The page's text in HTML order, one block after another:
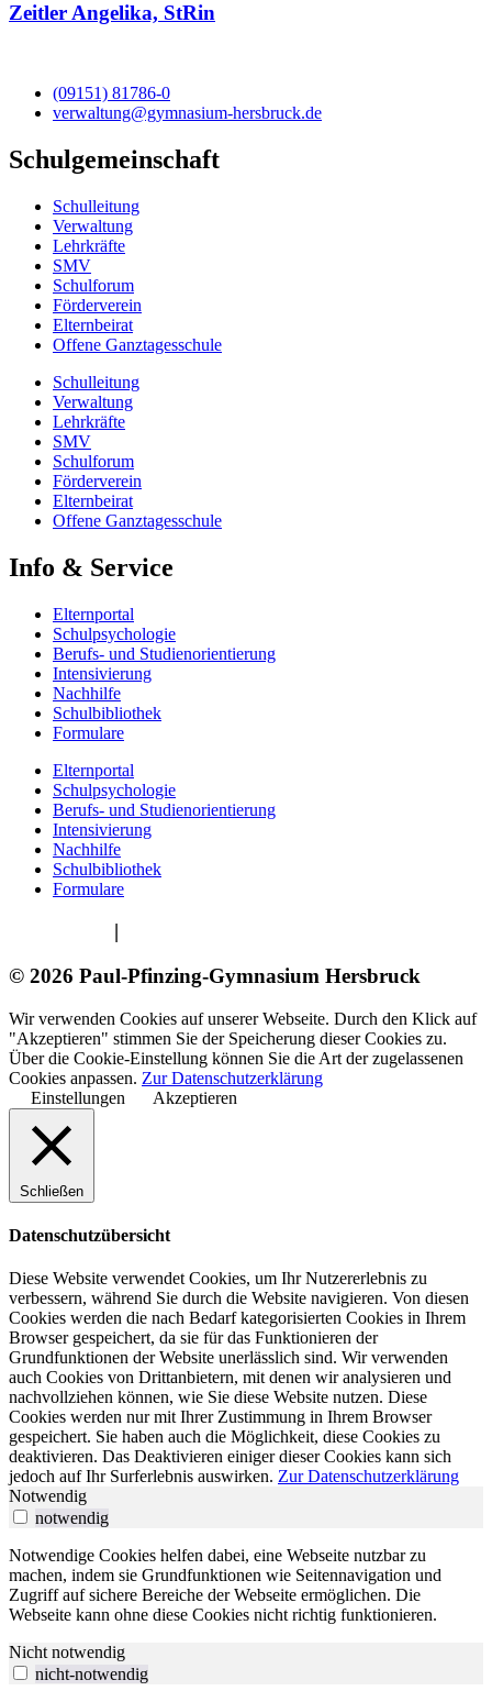
Zeitler Angelika, StRin
(09151) 81786-0
verwaltung@gymnasium-hersbruck.de
Schulgemeinschaft
Schulleitung
Verwaltung
Lehrkräfte
SMV
Schulforum
Förderverein
Elternbeirat
Offene Ganztagesschule
Schulleitung
Verwaltung
Lehrkräfte
SMV
Schulforum
Förderverein
Elternbeirat
Offene Ganztagesschule
Info & Service
Elternportal
Schulpsychologie
Berufs- und Studienorientierung
Intensivierung
Nachhilfe
Schulbibliothek
Formulare
Elternportal
Schulpsychologie
Berufs- und Studienorientierung
Intensivierung
Nachhilfe
Schulbibliothek
Formulare
|
© 2026 Paul-Pfinzing-Gymnasium Hersbruck
Wir verwenden Cookies auf unserer Webseite. Durch den Klick auf
"Akzeptieren" stimmen Sie der Speicherung dieser Cookies zu.
Über die Cookie-Einstellung können Sie die Art der zugelassenen
Cookies anpassen. Zur Datenschutzerklärung
Einstellungen
Akzeptieren
Schließen
Datenschutzübersicht
Diese Website verwendet Cookies, um Ihr Nutzererlebnis zu
verbessern, während Sie durch die Website navigieren. Von diesen
Cookies werden die nach Bedarf kategorisierten Cookies in Ihrem
Browser gespeichert, da sie für das Funktionieren der
Grundfunktionen der Website unerlässlich sind. Wir verwenden
auch Cookies von Drittanbietern, mit denen wir analysieren und
nachvollziehen können, wie Sie diese Website nutzen. Diese
Cookies werden nur mit Ihrer Zustimmung in Ihrem Browser
gespeichert. Sie haben auch die Möglichkeit, diese Cookies zu
deaktivieren. Das Deaktivieren einiger dieser Cookies kann sich
jedoch auf Ihr Surferlebnis auswirken. Zur Datenschutzerklärung
Notwendig
notwendig
Notwendige Cookies helfen dabei, eine Webseite nutzbar zu
machen, indem sie Grundfunktionen wie Seitennavigation und
Zugriff auf sichere Bereiche der Webseite ermöglichen. Die
Webseite kann ohne diese Cookies nicht richtig funktionieren.
Nicht notwendig
nicht-notwendig